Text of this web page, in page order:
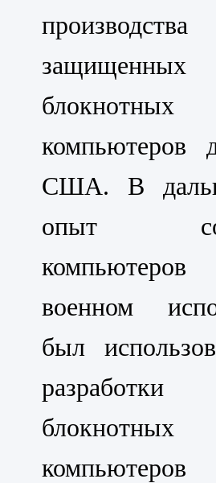
производства
защищенных
блокнотных
компьютеров
США. В
опыт
военном
был
разработки
блокнотных